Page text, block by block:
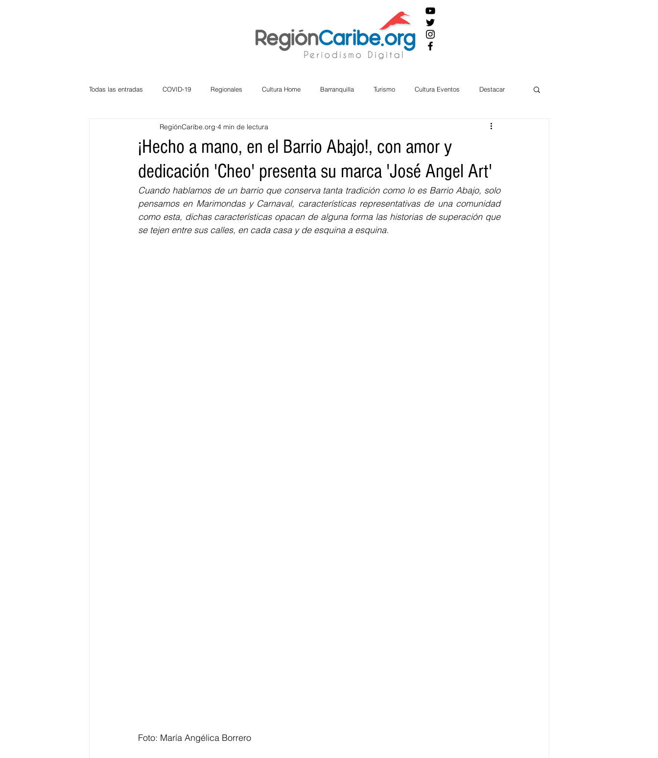
Todas las entradas COVID-19 Regionales Cultura Home Barranquilla Turismo Cultura Eventos Destacar
Atlántico La Guajira Cesar
Bloggeros Hermanos Mayores Economía RAP CARIBE Política Documentos Día 10/10 2017
Educación BID BIENESTAR AMBIENTAL AFRO
¡Hecho a mano, en el Barrio Abajo!, con amor y
dedicación 'Cheo' presenta su marca 'José Angel Art'
RegiónCaribe.org 4 min de lectura
Cuando hablamos de un barrio que conserva tanta tradición como lo es Barrio Abajo, solo
pensamos en Marimondas y Carnaval, características representativas de una comunidad
como esta, dichas características opacan de alguna forma las historias de superación que
se tejen entre sus calles, en cada casa y de esquina a esquina.
Foto: María Angélica Borrero